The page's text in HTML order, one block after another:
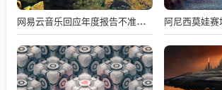
网易云音乐回应年度报告不准争议，数据与情感对接的精准之道